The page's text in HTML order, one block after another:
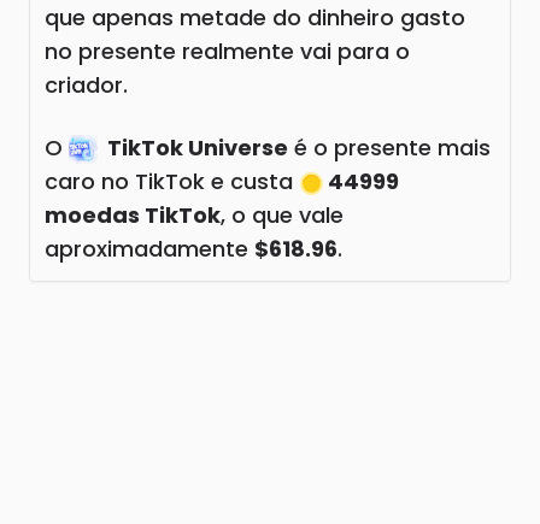
que apenas metade do dinheiro gasto
no presente realmente vai para o
criador.
O TikTok Universe é o presente mais
caro no TikTok e custa
44999
moedas TikTok, o que vale
aproximadamente $618.96.